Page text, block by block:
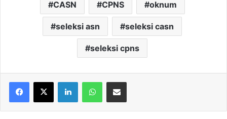
CASN CPNS oknum
seleksi asn seleksi casn
seleksi cpns
Facebook
X LinkedInWhatsAppShare via Email